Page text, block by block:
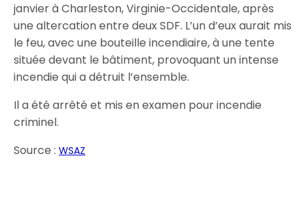
janvier à Charleston, Virginie-Occidentale, après
une altercation entre deux SDF. L’un d’eux aurait mis
le feu, avec une bouteille incendiaire, à une tente
située devant le bâtiment, provoquant un intense
incendie qui a détruit l’ensemble.
Il a été arrêté et mis en examen pour incendie
criminel.
Source :WSAZ